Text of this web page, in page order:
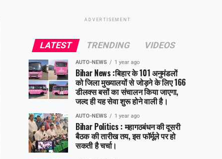
ADVERTISEMENT
LATEST TRENDING VIDEOS
AUTO-NEWS 1 year ago
Bihar News :बिहार के 101 अनुमंडलों
को जिला मुख्यालयों से जोड़ने के लिए 166
डीलक्स बसों का संचालन किया जाएगा,
जल्द ही यह सेवा शुरू होने वाली है।
AUTO-NEWS 1 year ago
Bihar Politics : महागठबंधन की दूसरी
बैठक की तारीख तय, इस फॉर्मूले पर हो
सकती है चर्चा।